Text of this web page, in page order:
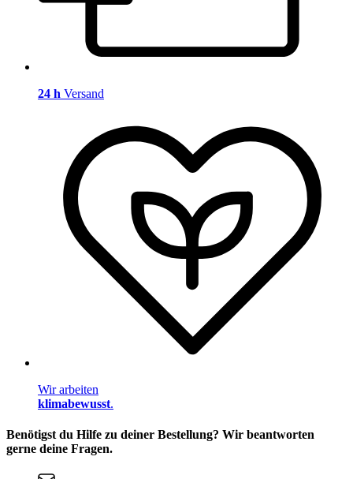
24 h Versand
Wir arbeiten
klimabewusst.
Benötigst du Hilfe zu deiner Bestellung? Wir beantworten
gerne deine Fragen.